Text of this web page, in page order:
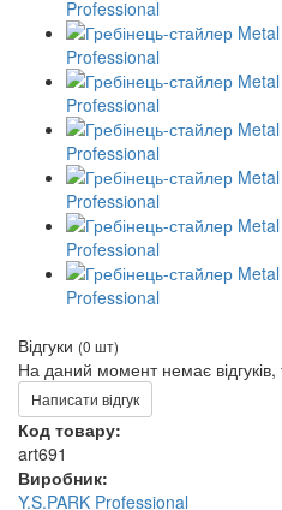
Відгуки (0 шт)
На даний момент немає
Написати відгук
Код товару:
art691
Виробник:
Y.S.PARK Professional